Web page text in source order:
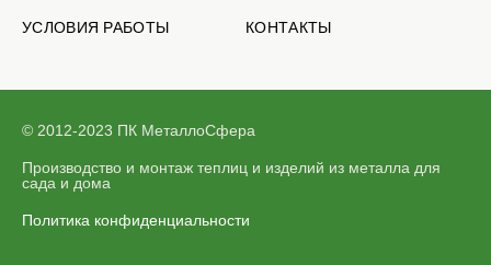
УСЛОВИЯ РАБОТЫ КОНТАКТЫ
© 2012-2023 ПК МеталлоСфера
Политика конфиденциальности
Производство и монтаж теплиц и изделий из металла для
сада и дома